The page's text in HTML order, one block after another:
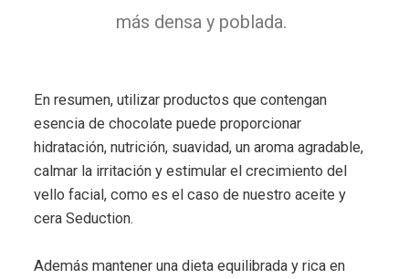
más densa y poblada.
En resumen, utilizar productos que contengan
esencia de chocolate puede proporcionar
hidratación, nutrición, suavidad, un aroma agradable,
calmar la irritación y estimular el crecimiento del
vello facial, como es el caso de nuestro aceite y
cera Seduction.
Además mantener una dieta equilibrada y rica en